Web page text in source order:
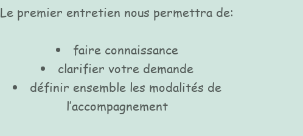
Le premier entretien nous permettra de:
faire connaissance
clarifier votre demande
définir ensemble les modalités de
l’accompagnement